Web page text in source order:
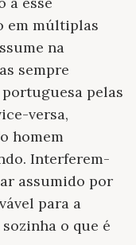
em múltiplas
na
sempre
pelas
versa,
homem
Interferem-
assumido por
para a
o que é